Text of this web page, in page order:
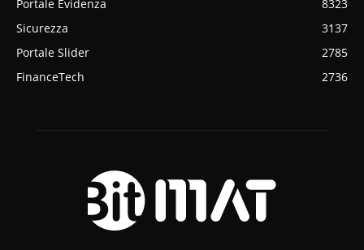
Portale Evidenza
8323
Sicurezza
3137
Portale Slider
2785
FinanceTech
2736